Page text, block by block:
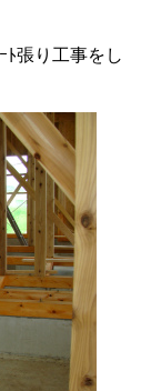
ﾄ張り工事をし